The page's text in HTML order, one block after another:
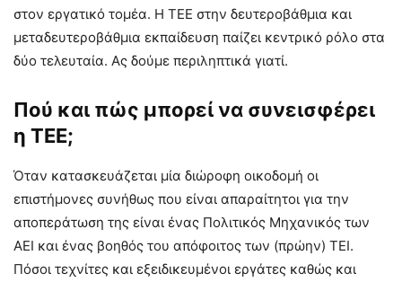
στον εργατικό τομέα. Η ΤΕΕ στην δευτεροβάθμια και
μεταδευτεροβάθμια εκπαίδευση παίζει κεντρικό ρόλο στα
δύο τελευταία. Ας δούμε περιληπτικά γιατί.
Πού και πώς μπορεί να συνεισφέρει
η ΤΕΕ;
Όταν κατασκευάζεται μία διώροφη οικοδομή οι
επιστήμονες συνήθως που είναι απαραίτητοι για την
αποπεράτωση της είναι ένας Πολιτικός Μηχανικός των
ΑΕΙ και ένας βοηθός του απόφοιτος των (πρώην) ΤΕΙ.
Πόσοι τεχνίτες και εξειδικευμένοι εργάτες καθώς και